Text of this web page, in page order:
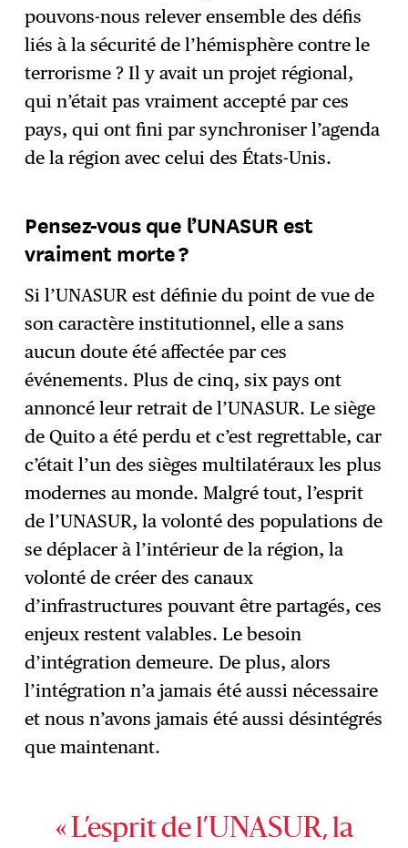
pouvons-nous relever ensemble des défis
liés à la sécurité de l’hémisphère contre le
terrorisme ? Il y avait un projet régional,
qui n’était pas vraiment accepté par ces
pays, qui ont fini par synchroniser l’agenda
de la région avec celui des États-Unis.
Pensez-vous que l’UNASUR est
vraiment morte ?
Si l’UNASUR est définie du point de vue de
son caractère institutionnel, elle a sans
aucun doute été affectée par ces
événements. Plus de cinq, six pays ont
annoncé leur retrait de l’UNASUR. Le siège
de Quito a été perdu et c’est regrettable, car
c’était l’un des sièges multilatéraux les plus
modernes au monde. Malgré tout, l’esprit
de l’UNASUR, la volonté des populations de
se déplacer à l’intérieur de la région, la
volonté de créer des canaux
d’infrastructures pouvant être partagés, ces
enjeux restent valables. Le besoin
d’intégration demeure. De plus, alors
l’intégration n’a jamais été aussi nécessaire
et nous n’avons jamais été aussi désintégrés
que maintenant.
« L’esprit de l’UNASUR, la